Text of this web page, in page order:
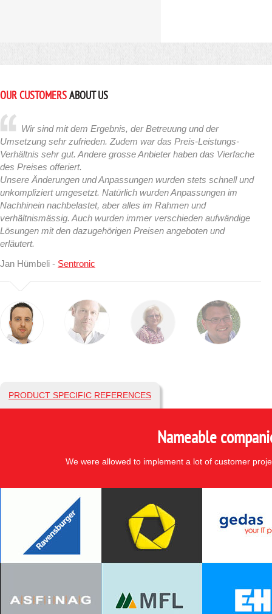
OUR CUSTOMERSABOUT US
Wir sind mit dem Ergebnis, der Betreuung und der
Umsetzung sehr zufrieden. Zudem war das Preis-Leistungs-
Verhältnis sehr gut. Andere grosse Anbieter haben das Vierfache
des Preises offeriert.
Unsere Änderungen und Anpassungen wurden stets schnell und
unkompliziert umgesetzt. Natürlich wurden Anpassungen im
Nachhinein nachbelastet, aber alles im Rahmen und
verhältnismässig. Auch wurden immer verschieden aufwändige
Lösungen mit den dazugehörigen Preisen angeboten und
erläutert.
Jan Hümbeli - Sentronic
PRODUCT SPECIFIC REFERENCES
Nameable
We were allowed to implement a lot of customer